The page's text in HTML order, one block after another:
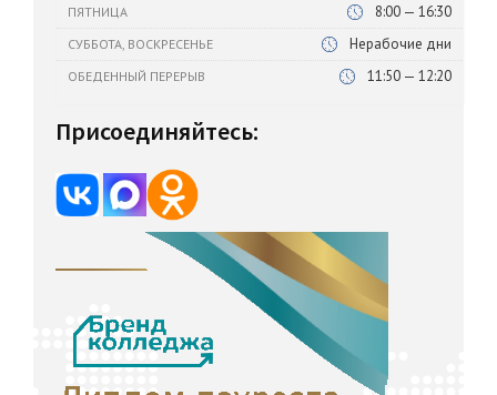
ПЯТНИЦА 8:00 — 16:30
СУББОТА, ВОСКРЕСЕНЬЕ Нерабочие дни
ОБЕДЕННЫЙ ПЕРЕРЫВ 11:50 — 12:20
Присоединяйтесь: